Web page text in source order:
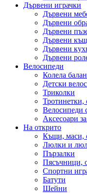
Дървени играчки
Дървени
Дървени
Дървени
Дървени
Дървени
Дървени
Велосипеди
Колела
Детски
Триколки
Тротинетки,
Велосипеди
Аксесоари
На открито
Къщи, маси,
Люлки и
Пързалки
Пясъчници,
Спортни
Батути
Шейни